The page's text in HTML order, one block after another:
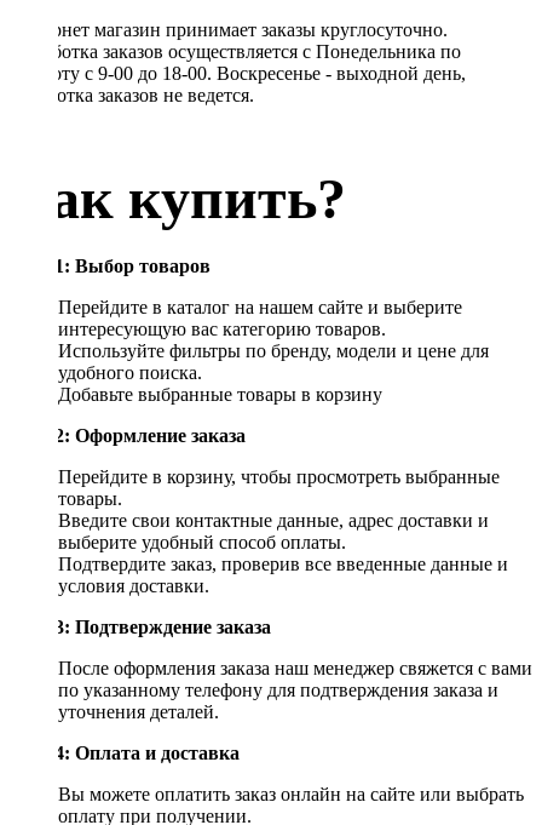
Интернет магазин принимает заказы круглосуточно.
Обработка заказов осуществляется с Понедельника по
Субботу с 9-00 до 18-00. Воскресенье - выходной день,
обработка заказов не ведется.
Как купить?
Шаг 1: Выбор товаров
Перейдите в каталог на нашем сайте и выберите
интересующую вас категорию товаров.
Используйте фильтры по бренду, модели и цене для
удобного поиска.
Добавьте выбранные товары в корзину
Шаг 2: Оформление заказа
Перейдите в корзину, чтобы просмотреть выбранные
товары.
Введите свои контактные данные, адрес доставки и
выберите удобный способ оплаты.
Подтвердите заказ, проверив все введенные данные и
условия доставки.
Шаг 3: Подтверждение заказа
После оформления заказа наш менеджер свяжется с вами
по указанному телефону для подтверждения заказа и
уточнения деталей.
Шаг 4: Оплата и доставка
Вы можете оплатить заказ онлайн на сайте или выбрать
оплату при получении.